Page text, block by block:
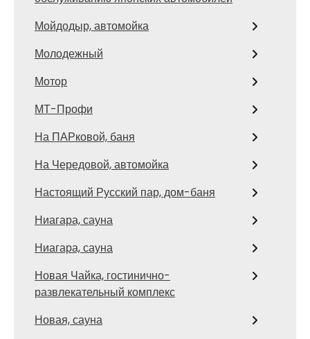
Мойдодыр, автомойка
Молодежный
Мотор
МТ-Профи
На ПАРковой, баня
На Чередовой, автомойка
Настоящий Русский пар, дом-баня
Ниагара, сауна
Ниагара, сауна
Новая Чайка, гостинично-
развлекательный комплекс
Новая, сауна